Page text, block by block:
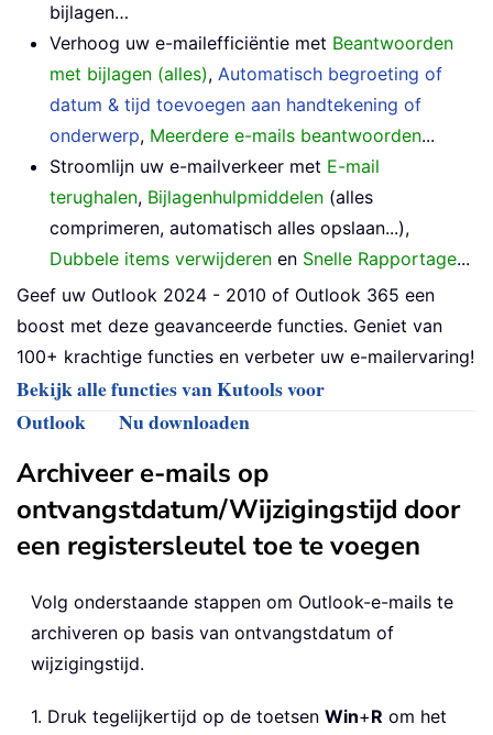
bijlagen…
Verhoog uw e-mailefficiëntie met Beantwoorden
met bijlagen (alles), Automatisch begroeting of
datum & tijd toevoegen aan handtekening of
onderwerp, Meerdere e-mails beantwoorden...
Stroomlijn uw e-mailverkeer met E-mail
terughalen, Bijlagenhulpmiddelen (alles
comprimeren, automatisch alles opslaan...),
Dubbele items verwijderen en Snelle Rapportage...
Geef uw Outlook 2024 - 2010 of Outlook 365 een
boost met deze geavanceerde functies. Geniet van
100+ krachtige functies en verbeter uw e-mailervaring!
Bekijk alle functies van Kutools voor
Outlook
Nu downloaden
Archiveer e-mails op
ontvangstdatum/Wijzigingstijd door
een registersleutel toe te voegen
Volg onderstaande stappen om Outlook-e-mails te
archiveren op basis van ontvangstdatum of
wijzigingstijd.
1. Druk tegelijkertijd op de toetsen Win+R om het